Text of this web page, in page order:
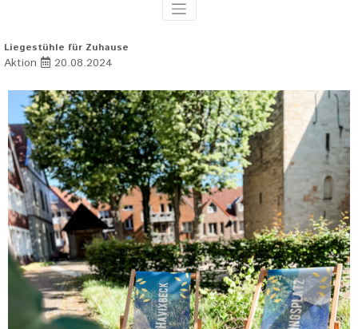
Liegestühle für Zuhause
Aktion 20.08.2024